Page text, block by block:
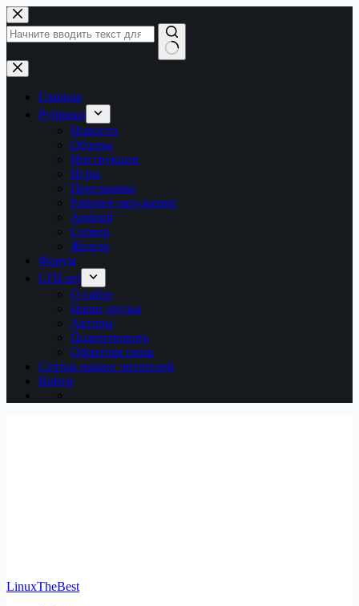
Перейти
к
сути
Ничего
не
найденоГлавная
Рубрики
Новости
Обзоры
Инструкции
Игры
Программы
Рабочее окружение
Android
Сервер
Железо
Форум
LTB.net
О сайте
Наши друзья
Авторы
Пожертвовать
Обратная связь
Статьи наших читателей
Войти
LinuxTheBest